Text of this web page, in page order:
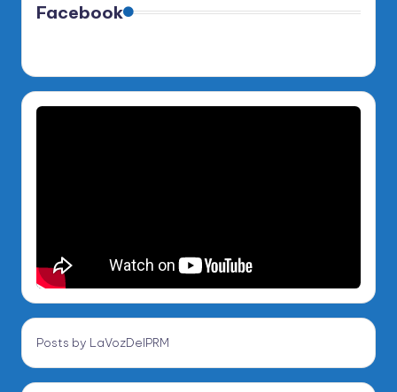
Facebook
Posts by LaVozDelPRM